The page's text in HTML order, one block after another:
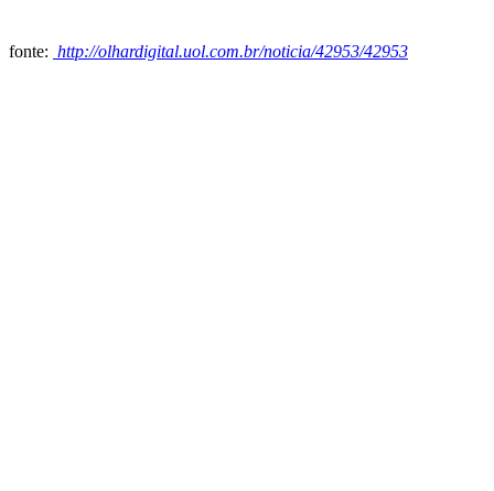
fonte: http://olhardigital.uol.com.br/noticia/42953/42953